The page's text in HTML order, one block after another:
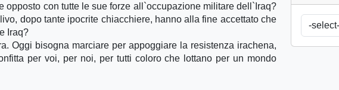
con tutte le sue forze all`occupazione militare dell`Iraq?
dopo tante ipocrite chiacchiere, hanno alla fine accettato che
Iraq?
Oggi bisogna marciare per appoggiare la resistenza irachena,
per voi, per noi, per tutti coloro che lottano per un mondo